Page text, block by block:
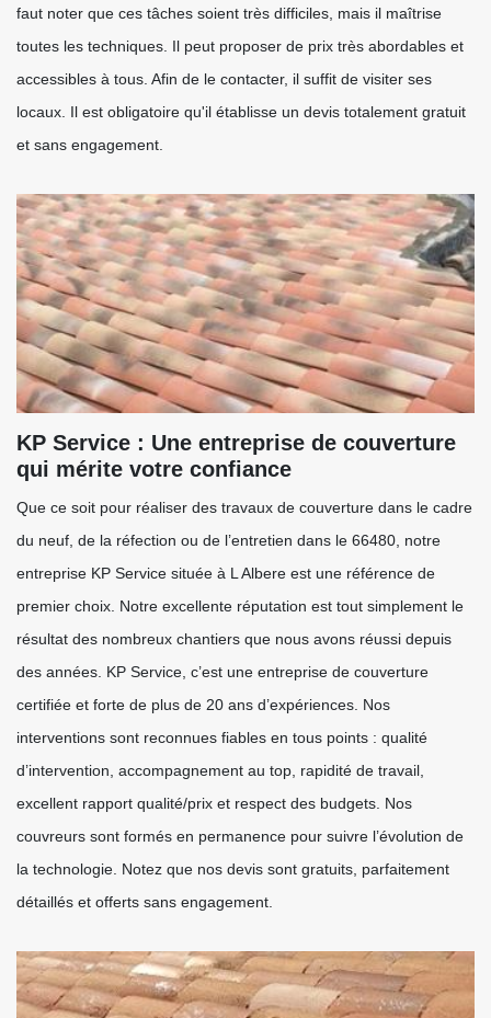
faut noter que ces tâches soient très difficiles, mais il maîtrise
toutes les techniques. Il peut proposer de prix très abordables et
accessibles à tous. Afin de le contacter, il suffit de visiter ses
locaux. Il est obligatoire qu'il établisse un devis totalement gratuit
et sans engagement.
KP Service : Une entreprise de couverture
qui mérite votre confiance
Que ce soit pour réaliser des travaux de couverture dans le cadre
du neuf, de la réfection ou de l’entretien dans le 66480, notre
entreprise KP Service située à L Albere est une référence de
premier choix. Notre excellente réputation est tout simplement le
résultat des nombreux chantiers que nous avons réussi depuis
des années. KP Service, c’est une entreprise de couverture
certifiée et forte de plus de 20 ans d’expériences. Nos
interventions sont reconnues fiables en tous points : qualité
d’intervention, accompagnement au top, rapidité de travail,
excellent rapport qualité/prix et respect des budgets. Nos
couvreurs sont formés en permanence pour suivre l’évolution de
la technologie. Notez que nos devis sont gratuits, parfaitement
détaillés et offerts sans engagement.